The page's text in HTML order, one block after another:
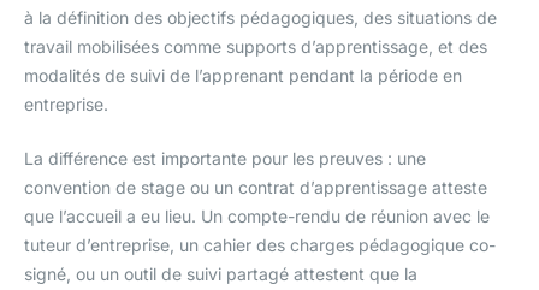
à la définition des objectifs pédagogiques, des situations de
travail mobilisées comme supports d’apprentissage, et des
modalités de suivi de l’apprenant pendant la période en
entreprise.
La différence est importante pour les preuves : une
convention de stage ou un contrat d’apprentissage atteste
que l’accueil a eu lieu. Un compte-rendu de réunion avec le
tuteur d’entreprise, un cahier des charges pédagogique co-
signé, ou un outil de suivi partagé attestent que la